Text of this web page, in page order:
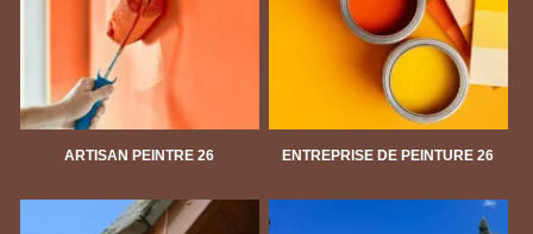
ARTISAN PEINTRE 26 ENTREPRISE DE PEINTURE 26